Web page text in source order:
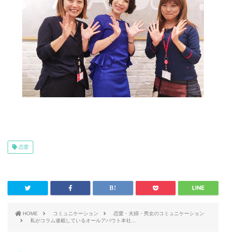
恋愛
HOME コミュニケーション
恋愛・夫婦・男女のコミュニケーション
私がコラム連載しているオールアバウト本社...